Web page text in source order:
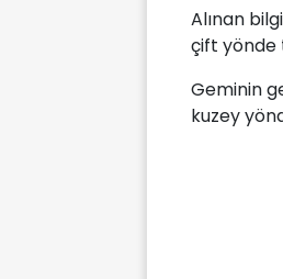
Alınan
çift yönde
Geminin
kuzey